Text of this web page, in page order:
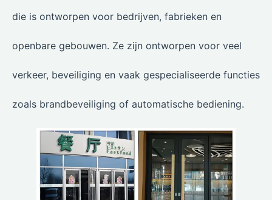
die is ontworpen voor bedrijven, fabrieken en
openbare gebouwen. Ze zijn ontworpen voor veel
verkeer, beveiliging en vaak gespecialiseerde functies
zoals brandbeveiliging of automatische bediening.